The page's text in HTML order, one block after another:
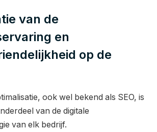
van de
en
op de
ook wel bekend als SEO, is
van de digitale
van elk bedrijf.